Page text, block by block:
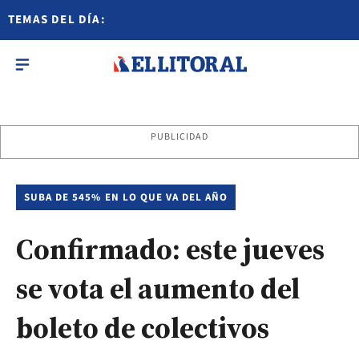
TEMAS DEL DÍA:
PUBLICIDAD
SUBA DE 545% EN LO QUE VA DEL AÑO
Confirmado: este jueves
se vota el aumento del
boleto de colectivos